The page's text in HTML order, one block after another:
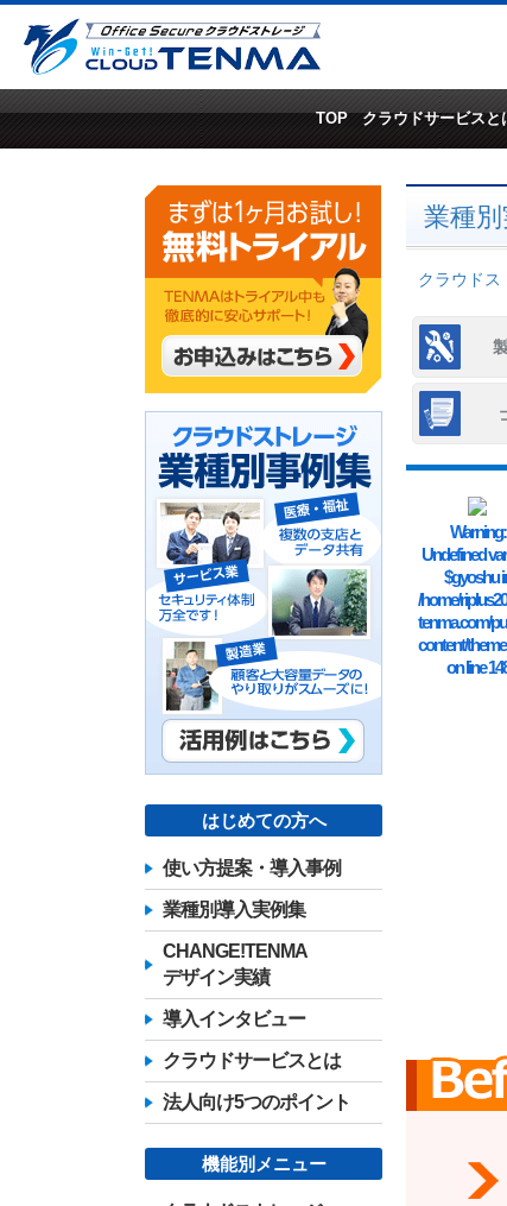
TOP クラウドサービスと
業種
クラウドス
Warning:
Undefined
$gyoshu
/home/
tenma.com/
content/
on line
はじめての方へ
使い方提案・導入事例
業種別導入実例集
CHANGE!TENMA
デザイン実績
導入インタビュー
クラウドサービスとは
法人向け5つのポイント
機能別メニュー